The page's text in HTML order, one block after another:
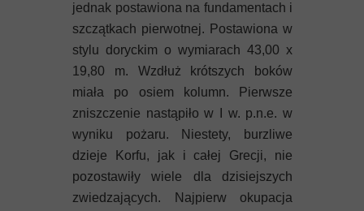
jednak postawiona na fundamentach i
szczątkach pierwotnej. Postawiona w
stylu doryckim o wymiarach 43,00 x
19,80 m. Wzdłuż krótszych boków
miała po osiem kolumn. Pierwsze
zniszczenie nastąpiło w I w. p.n.e. w
wyniku pożaru. Niestety, burzliwe
dzieje Korfu, jak i całej Grecji, nie
pozostawiły wiele dla dzisiejszych
zwiedzających. Najpierw okupacja